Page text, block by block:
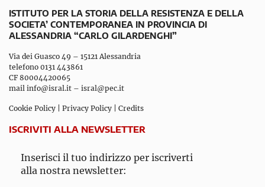
ISTITUTO PER LA STORIA DELLA RESISTENZA E DELLA
SOCIETA’ CONTEMPORANEA IN PROVINCIA DI
ALESSANDRIA “CARLO GILARDENGHI”
Via dei Guasco 49 – 15121 Alessandria
telefono 0131 443861
CF 80004420065
mail info@isral.it – isral@pec.it
Cookie Policy Privacy Policy Credits
ISCRIVITI ALLA NEWSLETTER
Inserisci il tuo indirizzo per iscriverti
alla nostra newsletter: